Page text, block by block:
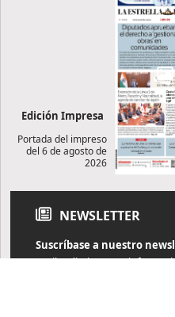
Edición Impresa
Portada del impreso
del 6 de agosto de
2026
NEWSLETTER
Suscríbase a nuestro
Reciba diariamente